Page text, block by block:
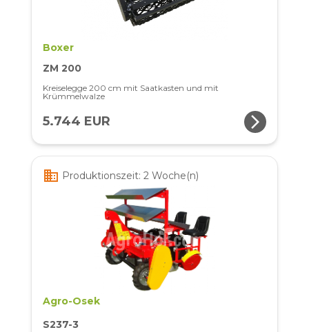
Boxer
ZM 200
Kreiselegge 200 cm mit Saatkasten und mit
Krümmelwalze
5.744 EUR arrow_forward_ios
business Produktionszeit: 2 Woche(n)
Agro-Osek
S237-3